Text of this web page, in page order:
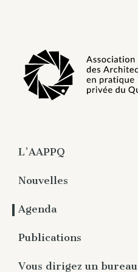
L’AAPPQ
À propos
Travaux
l’architecture
Nouvelles
Agenda
Publications
Magazine numérique -
Vous dirigez un bureau